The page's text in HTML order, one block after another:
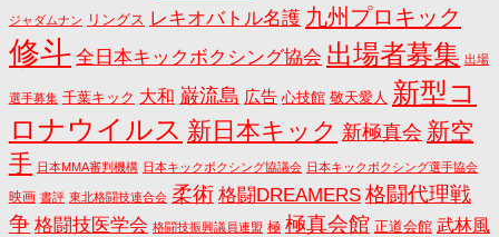
ジャダムナン リングス レキオバトル名護 九州プロキック
修斗 全日本キックボクシング協会 出場者募集 出場
選手募集 千葉キック 大和 巌流島 広告 心技館 敬天愛人 新型コ
ロナウイルス 新日本キック 新極真会 新空
手 日本MMA審判機構 日本キックボクシング協議会 日本キックボクシング選手協会
映画 書評 東北格闘技連合会 柔術 格闘DREAMERS 格闘代理戦
争 格闘技医学会 格闘技振興議員連盟 極 極真会館 正道会館 武林風